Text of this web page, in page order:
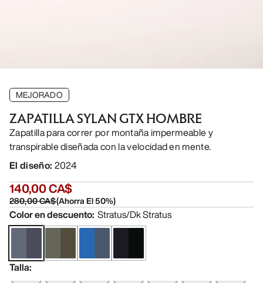
MEJORADO
ZAPATILLA SYLAN GTX HOMBRE
Zapatilla para correr por montaña impermeable y
transpirable diseñada con la velocidad en mente.
El diseño: 2024
140,00 CA$
280,00 CA$(Ahorra El50%)
Color en descuento: Stratus/Dk Stratus
Talla: